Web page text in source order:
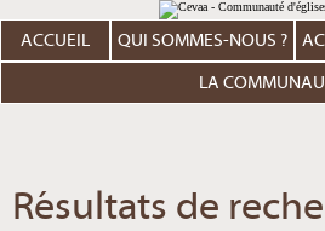
au
contenu.
Aller
personnels
ACCUEIL QUI SOMMES-NOUS ?
LA
Résultats de